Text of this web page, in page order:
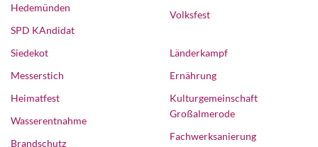
Hedemünden
SPD KAndidat
Volksfest
Siedekot
Messerstich
Heimatfest
Wasserentnahme
Brandschutz
Länderkampf
Ernährung
Kulturgemeinschaft
Großalmerode
Fachwerksanierung